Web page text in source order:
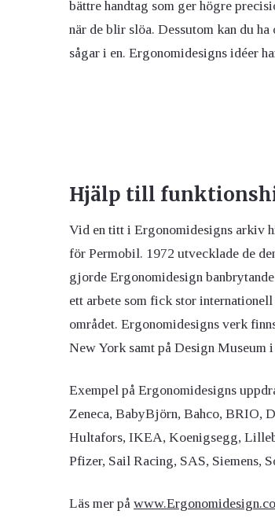
bättre handtag som ger högre
när de blir slöa. Dessutom kan du
sågar i en. Ergonomidesigns idéer
Hjälp till
Vid en titt i Ergonomidesigns arkiv
för Permobil. 1972 utvecklade de
gjorde Ergonomidesign
ett arbete som fick stor
området. Ergonomidesigns verk
New York samt på Design Museum
Exempel på Ergonomidesigns
Zeneca, BabyBjörn, Bahco, BRIO,
Hultafors, IKEA, Koenigsegg,
Pfizer, Sail Racing, SAS, Siemens,
Läs mer på